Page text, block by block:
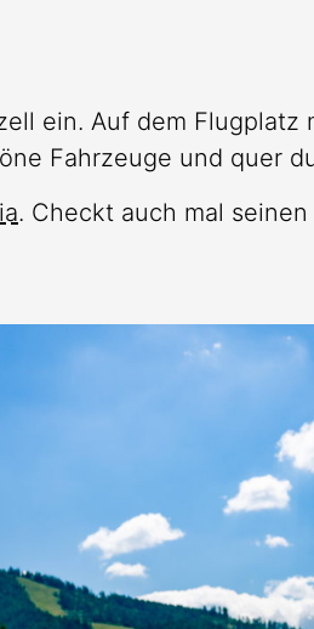
ein. Auf dem
Fahrzeuge und quer
. Checkt auch mal